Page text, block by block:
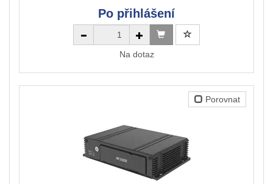
Po přihlášení
Na dotaz
Porovnat